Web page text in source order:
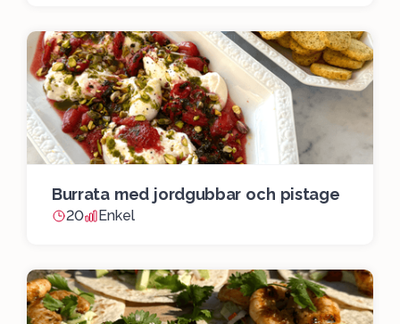
Burrata med jordgubbar och pistage
20 Enkel